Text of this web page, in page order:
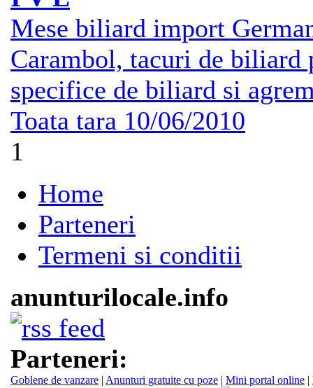
Mese biliard import
Carambol, tacuri de biliard
specifice de biliard si
Toata tara 10/06/2010
1
Home
Parteneri
Termeni si conditii
anunturilocale.info
Parteneri:
Goblene de vanzare | Anunturi gratuite cu poze | Mini portal online |